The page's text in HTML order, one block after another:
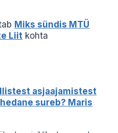
Miks sündis MTÜ
Liit kohta
asjaajamistest
sureb? Maris